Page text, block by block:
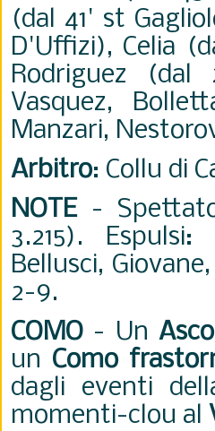
(dal 41' st
D'Uffizi), Celia
Rodriguez
Vasquez,
Manzari,
Arbitro: Collu di
NOTE -
3.215).
Bellusci,
2-9.
COMO - Un
un Como
dagli eventi
momenti-clou al